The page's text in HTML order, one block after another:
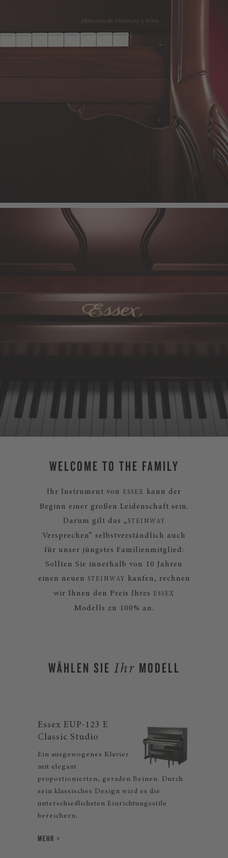
WELCOME TO THE FAMILY
Ihr Instrument von ESSEX
kann der
Beginn einer großen Leidenschaft sein.
Darum gilt das „ STEINWAY
Versprechen“ selbstverständlich auch
für unser jüngstes Familienmitglied:
Sollten Sie innerhalb von 10 Jahren
einen neuen
STEINWAY
kaufen, rechnen
wir Ihnen den Preis Ihres
ESSEX
Modells zu 100% an.
WÄHLEN SIE Ihr MODELL
Essex EUP-123 E
Classic Studio
Ein ausgewogenes Klavier
mit elegant
proportionierten, geraden Beinen. Durch
sein klassisches Design wird es die
unterschiedlichsten Einrichtungsstile
bereichern.
MEHR